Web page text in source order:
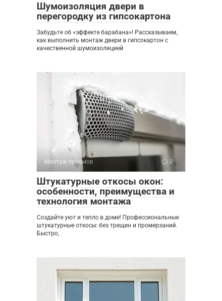
Шумоизоляция двери в
перегородку из гипсокартона
Забудьте об «эффекте барабана»! Рассказываем,
как выполнить монтаж двери в гипсокартон с
качественной шумоизоляцией
Монтаж проемов 0
Штукатурные откосы окон:
особенности, преимущества и
технология монтажа
Создайте уют и тепло в доме! Профессиональные
штукатурные откосы: без трещин и промерзаний.
Быстро,